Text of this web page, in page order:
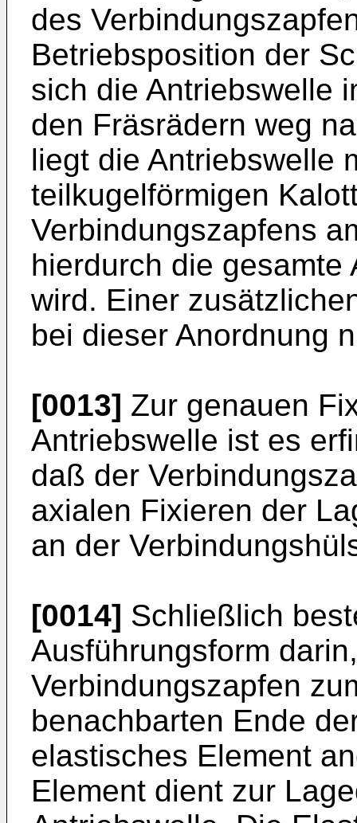
des
Betriebsposition der
sich die Antriebswelle
den Fräsrädern weg
liegt die Antriebswelle
teilkugelförmigen
Verbindungszapfens
hierdurch die gesamte
wird. Einer
bei dieser Anordnung
[0013] Zur genauen
Antriebswelle ist es
daß der
axialen Fixieren der
an der
[0014] Schließlich
Ausführungsform
Verbindungszapfen
benachbarten Ende
elastisches Element
Element dient zur